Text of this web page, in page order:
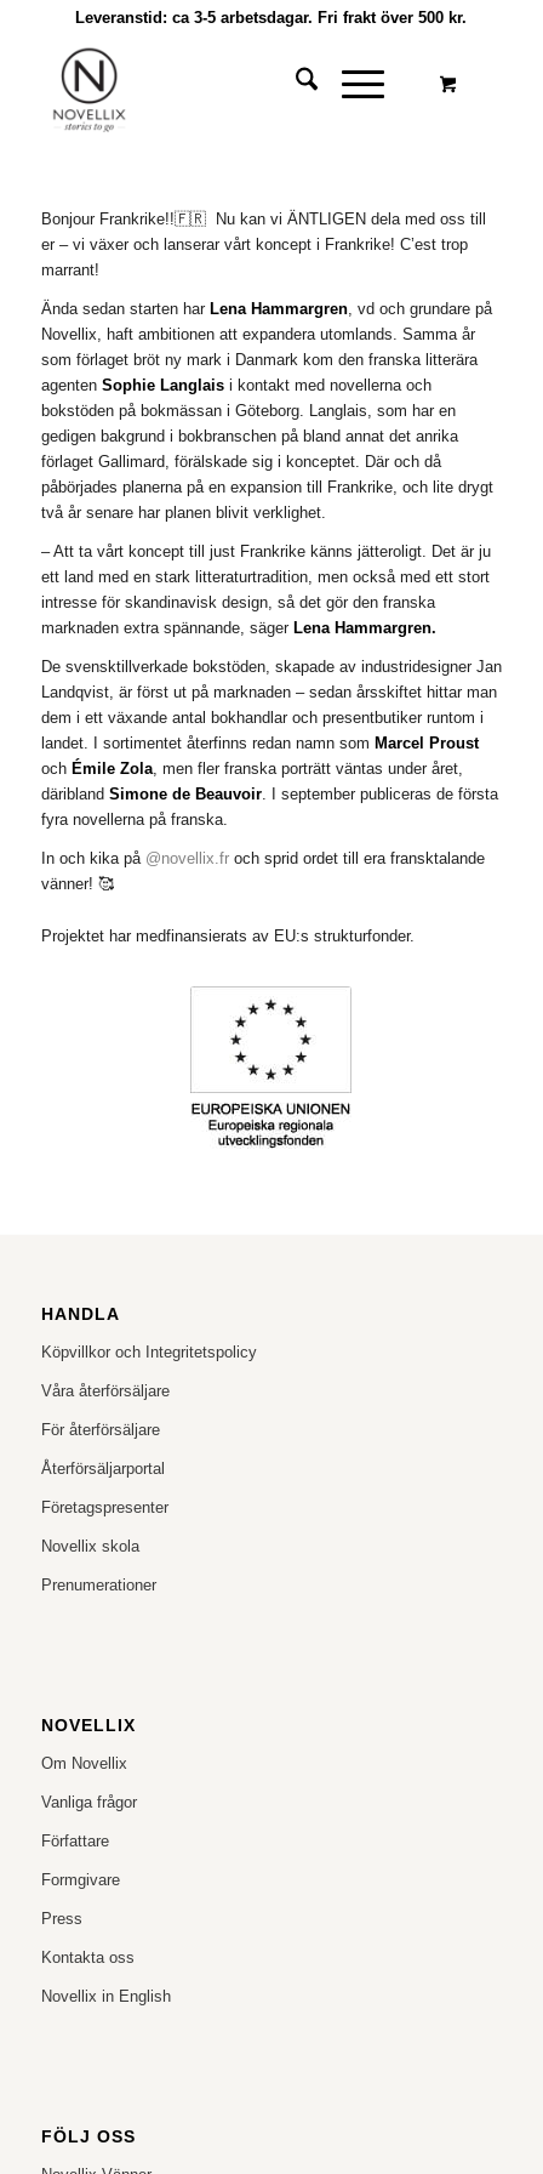
Leveranstid: ca 3-5 arbetsdagar. Fri frakt över 500 kr.
Bonjour Frankrike!!🇫🇷 Nu kan vi ÄNTLIGEN dela med oss till
er – vi växer och lanserar vårt koncept i Frankrike! C’est trop
marrant!
Ända sedan starten har Lena Hammargren, vd och grundare på
Novellix, haft ambitionen att expandera utomlands. Samma år
som förlaget bröt ny mark i Danmark kom den franska litterära
agenten Sophie Langlaisi kontakt med novellerna och
bokstöden på bokmässan i Göteborg. Langlais, som har en
gedigen bakgrund i bokbranschen på bland annat det anrika
förlaget Gallimard, förälskade sig i konceptet. Där och då
påbörjades planerna på en expansion till Frankrike, och lite drygt
två år senare har planen blivit verklighet.
– Att ta vårt koncept till just Frankrike känns jätteroligt. Det är ju
ett land med en stark litteraturtradition, men också med ett stort
intresse för skandinavisk design, så det gör den franska
marknaden extra spännande, säger Lena Hammargren.
De svensktillverkade bokstöden, skapade av industridesigner Jan
Landqvist, är först ut på marknaden – sedan årsskiftet hittar man
dem i ett växande antal bokhandlar och presentbutiker runtom i
landet. I sortimentet återfinns redan namn som Marcel Proust
och Émile Zola, men fler franska porträtt väntas under året,
däribland Simone de Beauvoir. I september publiceras de första
fyra novellerna på franska.
In och kika på @novellix.froch sprid ordet till era fransktalande
vänner! 🥰
Projektet har medfinansierats av EU:s strukturfonder.
HANDLA
Köpvillkor och Integritetspolicy
Våra återförsäljare
För återförsäljare
Återförsäljarportal
Företagspresenter
Novellix skola
Prenumerationer
NOVELLIX
Om Novellix
Vanliga frågor
Författare
Formgivare
Press
Kontakta oss
Novellix in English
FÖLJ OSS